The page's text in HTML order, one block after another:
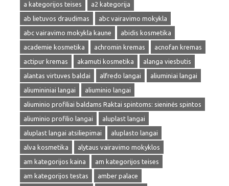
a kategorijos teises
a2 kategorija
ab lietuvos draudimas
abc vairavimo mokykla
abc vairavimo mokykla kaune
abidis kosmetika
academie kosmetika
achromin kremas
acnofan kremas
actipur kremas
akamuti kosmetika
alanga viesbutis
alantas virtuves baldai
alfredo langai
aliuminiai langai
aliumininiai langai
aliuminio langai
aliuminio profiliai baldams Raktai spintoms: sieninės spintos
aliuminio profilio langai
aluplast langai
aluplast langai atsiliepimai
aluplasto langai
alva kosmetika
alytaus vairavimo mokyklos
am kategorijos kaina
am kategorijos teises
am kategorijos testas
amber palace